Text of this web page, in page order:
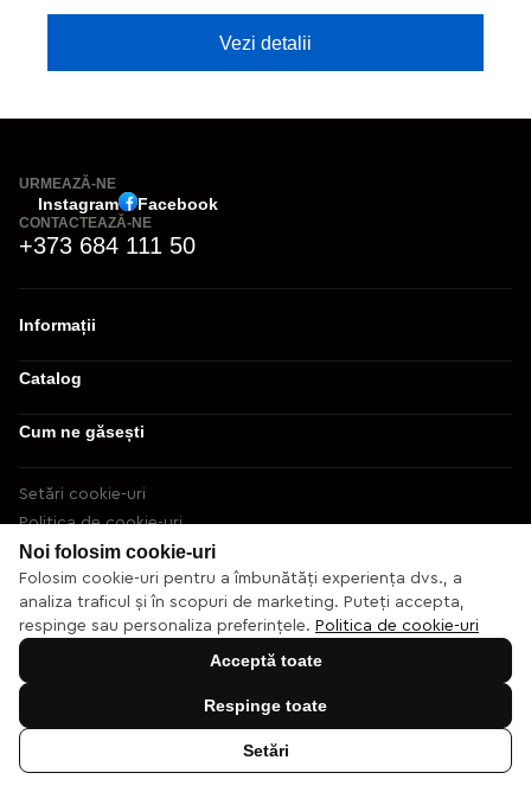
Vezi detalii
URMEAZĂ-NE
Instagram Facebook
CONTACTEAZĂ-NE
+373 684 111 50
Informații
Catalog
Cum ne găsești
Setări cookie-uri
Politica de cookie-uri
© 2013 – 2026 Ecaterix SRL
Noi folosim cookie-uri
Folosim cookie-uri pentru a îmbunătăți experiența dvs., a
analiza traficul și în scopuri de marketing. Puteți accepta,
respinge sau personaliza preferințele. Politica de cookie-uri
Acceptă toate
Respinge toate
Setări